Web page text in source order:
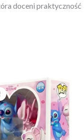
doceni praktyczność
Pierwotna
cena
wynosiła:
367,49 zł.
Aktualna
cena
wynosi:
244,99 zł.